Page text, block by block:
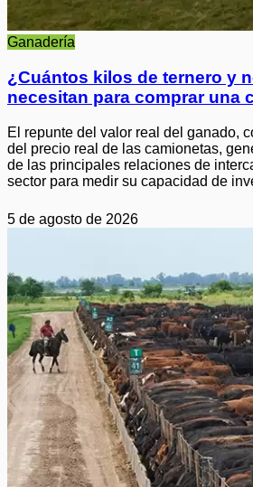
Ganadería
¿Cuántos kilos de ternero y
necesitan para comprar una
El repunte del valor real del ganado,
del precio real de las camionetas,
de las principales relaciones de
sector para medir su capacidad de
5 de agosto de 2026